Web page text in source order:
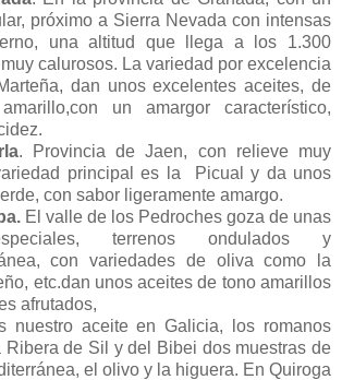
próximo a Sierra Nevada con intensas
una altitud que llega a los 1.300
calurosos. La variedad por excelencia
dan unos excelentes aceites, de
un amargor característico,
. Provincia de Jaen, con relieve muy
principal es la Picual y da unos
con sabor ligeramente amargo.
El valle de los Pedroches goza de unas
terrenos ondulados y
con variedades de oliva como la
etc.dan unos aceites de tono amarillos
afrutados,
nuestro aceite en Galicia, los romanos
Ribera de Sil y del Bibei dos muestras de
el olivo y la higuera. En Quiroga